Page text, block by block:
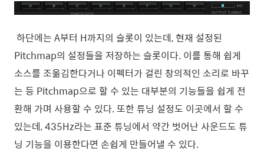
하단에는 A부터 H까지의 슬롯이 있는데, 현재 설정된
Pitchmap의 설정들을 저장하는 슬롯이다. 이를 통해 쉽게
소스를 조옮김한다거나 이펙터가 걸린 창의적인 소리로 바꾸
는 등 Pitchmap으로 할 수 있는 대부분의 기능들을 쉽게 전
환해 가며 사용할 수 있다. 또한 튜닝 설정도 이곳에서 할 수
있는데, 435Hz라는 표준 튜닝에서 약간 벗어난 사운드도 튜
닝 기능을 이용한다면 손쉽게 만들어낼 수 있다.